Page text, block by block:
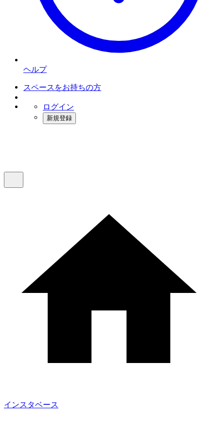
ヘルプ
スペースをお持ちの方
ログイン
新規登録
インスタベース